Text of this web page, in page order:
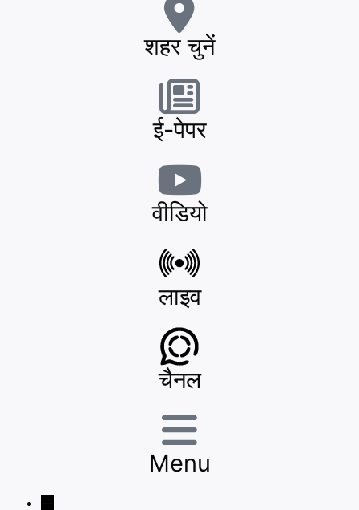
शहर चुनें
ई-पेपर
वीडियो
लाइव
चैनल
Menu